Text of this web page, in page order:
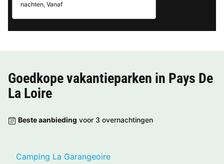
nachten, Vanaf
Goedkope vakantieparken in Pays De
La Loire
Beste aanbieding voor 3 overnachtingen
Camping La Garangeoire